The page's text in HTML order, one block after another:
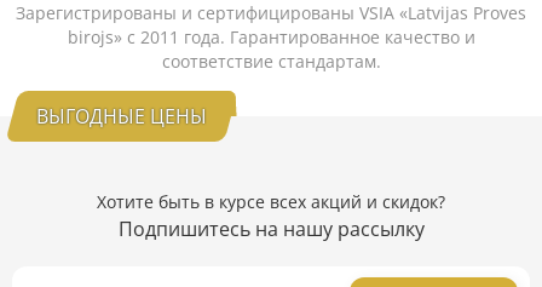
Зарегистрированы и сертифицированы VSIA «Latvijas Proves
birojs» с 2011 года. Гарантированное качество и
соответствие стандартам.
ВЫГОДНЫЕ ЦЕНЫ
Хотите быть в курсе всех акций и скидок?
Подпишитесь на нашу рассылку